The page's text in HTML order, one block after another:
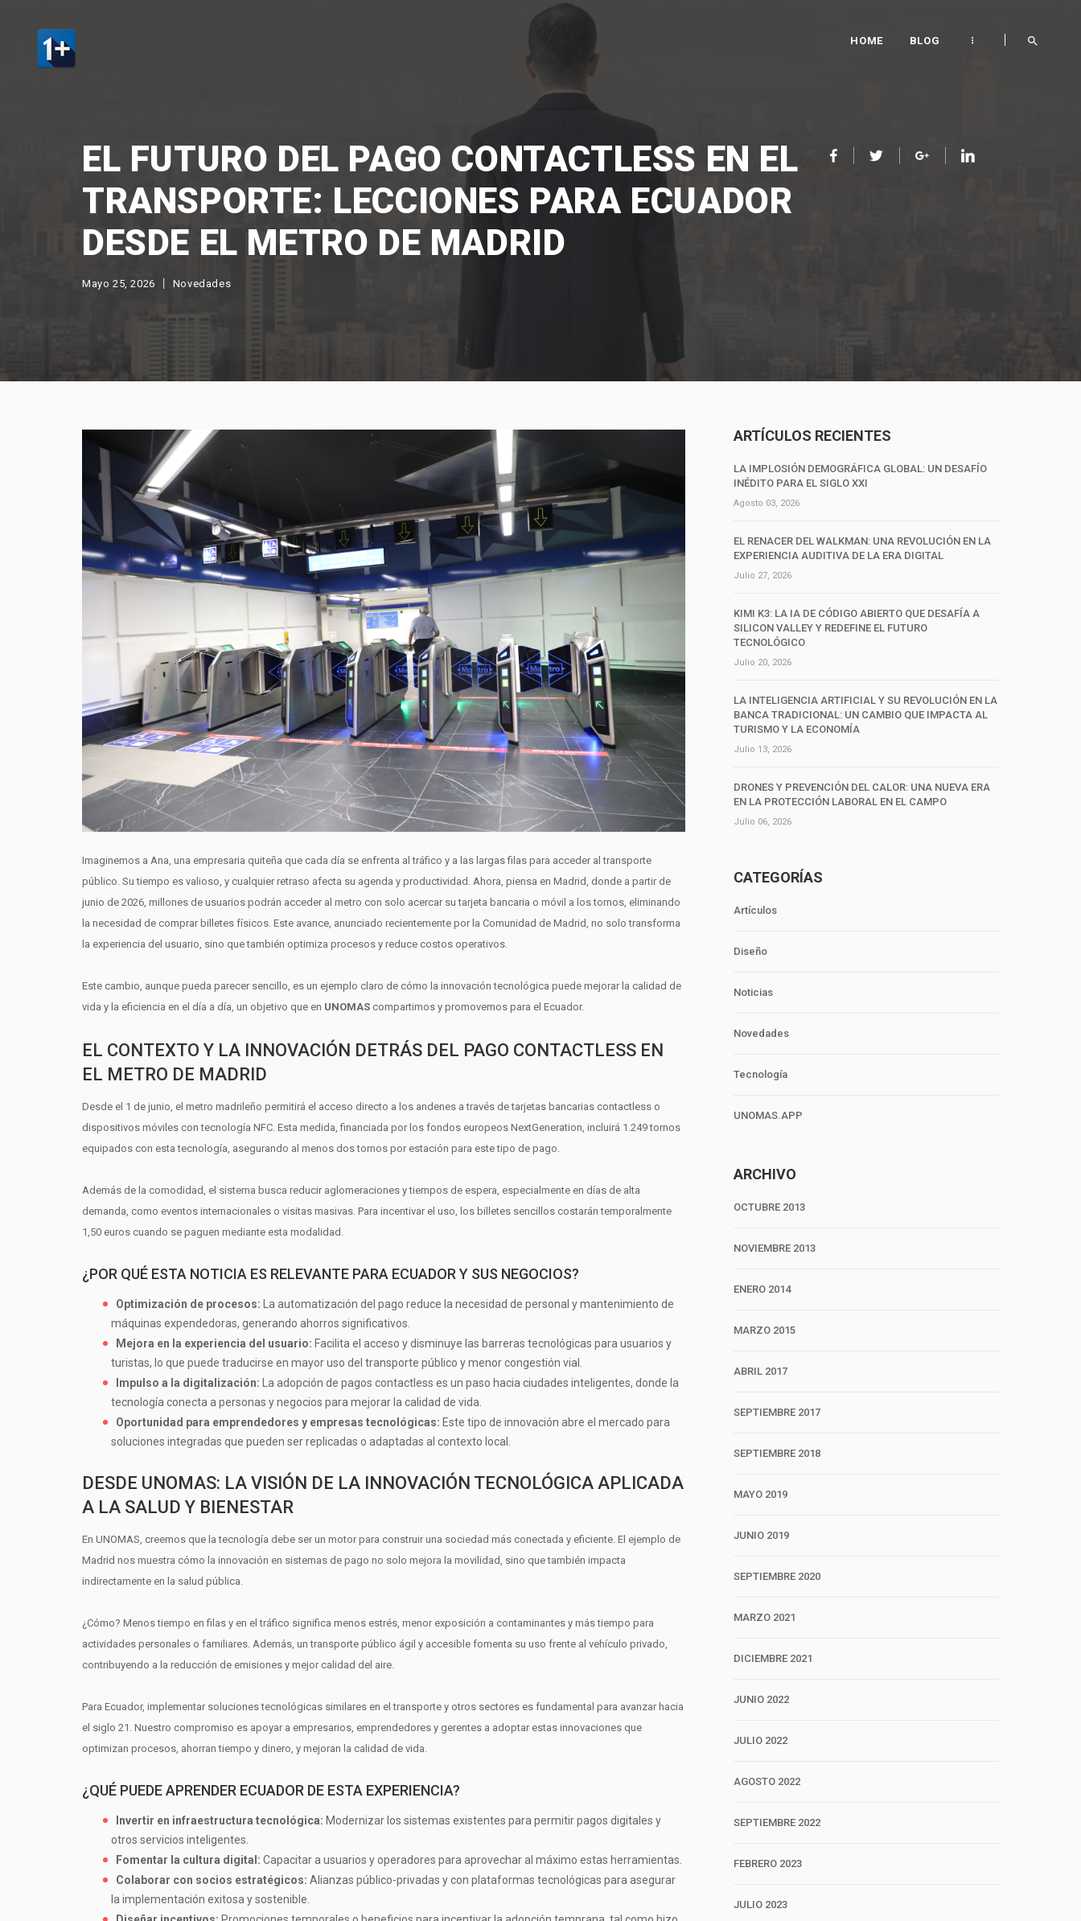
EL FUTURO DEL PAGO CONTACTLESS EN EL
TRANSPORTE: LECCIONES PARA ECUADOR
DESDE EL METRO DE MADRID
Mayo 25, 2026 Novedades
HOME BLOG
Imaginemos a Ana, una empresaria quiteña que cada día se enfrenta al tráfico y a las largas filas para acceder al transporte
público. Su tiempo es valioso, y cualquier retraso afecta su agenda y productividad. Ahora, piensa en Madrid, donde a partir de
junio de 2026, millones de usuarios podrán acceder al metro con solo acercar su tarjeta bancaria o móvil a los tornos, eliminando
la necesidad de comprar billetes físicos. Este avance, anunciado recientemente por la Comunidad de Madrid, no solo transforma
la experiencia del usuario, sino que también optimiza procesos y reduce costos operativos.
Este cambio, aunque pueda parecer sencillo, es un ejemplo claro de cómo la innovación tecnológica puede mejorar la calidad de
vida y la eficiencia en el día a día, un objetivo que en UNOMAS compartimos y promovemos para el Ecuador.
EL CONTEXTO Y LA INNOVACIÓN DETRÁS DEL PAGO CONTACTLESS EN
EL METRO DE MADRID
Desde el 1 de junio, el metro madrileño permitirá el acceso directo a los andenes a través de tarjetas bancarias contactless o
dispositivos móviles con tecnología NFC. Esta medida, financiada por los fondos europeos NextGeneration, incluirá 1.249 tornos
equipados con esta tecnología, asegurando al menos dos tornos por estación para este tipo de pago.
Además de la comodidad, el sistema busca reducir aglomeraciones y tiempos de espera, especialmente en días de alta
demanda, como eventos internacionales o visitas masivas. Para incentivar el uso, los billetes sencillos costarán temporalmente
1,50 euros cuando se paguen mediante esta modalidad.
¿POR QUÉ ESTA NOTICIA ES RELEVANTE PARA ECUADOR Y SUS NEGOCIOS?
Optimización de procesos: La automatización del pago reduce la necesidad de personal y mantenimiento de
máquinas expendedoras, generando ahorros significativos.
Mejora en la experiencia del usuario: Facilita el acceso y disminuye las barreras tecnológicas para usuarios y
turistas, lo que puede traducirse en mayor uso del transporte público y menor congestión vial.
Impulso a la digitalización: La adopción de pagos contactless es un paso hacia ciudades inteligentes, donde la
tecnología conecta a personas y negocios para mejorar la calidad de vida.
Oportunidad para emprendedores y empresas tecnológicas: Este tipo de innovación abre el mercado para
soluciones integradas que pueden ser replicadas o adaptadas al contexto local.
DESDE UNOMAS: LA VISIÓN DE LA INNOVACIÓN TECNOLÓGICA APLICADA
A LA SALUD Y BIENESTAR
En UNOMAS, creemos que la tecnología debe ser un motor para construir una sociedad más conectada y eficiente. El ejemplo de
Madrid nos muestra cómo la innovación en sistemas de pago no solo mejora la movilidad, sino que también impacta
indirectamente en la salud pública.
¿Cómo? Menos tiempo en filas y en el tráfico significa menos estrés, menor exposición a contaminantes y más tiempo para
actividades personales o familiares. Además, un transporte público ágil y accesible fomenta su uso frente al vehículo privado,
contribuyendo a la reducción de emisiones y mejor calidad del aire.
Para Ecuador, implementar soluciones tecnológicas similares en el transporte y otros sectores es fundamental para avanzar hacia
el siglo 21. Nuestro compromiso es apoyar a empresarios, emprendedores y gerentes a adoptar estas innovaciones que
optimizan procesos, ahorran tiempo y dinero, y mejoran la calidad de vida.
¿QUÉ PUEDE APRENDER ECUADOR DE ESTA EXPERIENCIA?
Invertir en infraestructura tecnológica: Modernizar los sistemas existentes para permitir pagos digitales y
otros servicios inteligentes.
Fomentar la cultura digital: Capacitar a usuarios y operadores para aprovechar al máximo estas herramientas.
Colaborar con socios estratégicos: Alianzas público-privadas y con plataformas tecnológicas para asegurar
la implementación exitosa y sostenible.
ARTÍCULOS RECIENTES
LA IMPLOSIÓN DEMOGRÁFICA GLOBAL: UN DESAFÍO
INÉDITO PARA EL SIGLO XXI
Agosto 03, 2026
EL RENACER DEL WALKMAN: UNA REVOLUCIÓN EN LA
EXPERIENCIA AUDITIVA DE LA ERA DIGITAL
Julio 27, 2026
KIMI K3: LA IA DE CÓDIGO ABIERTO QUE DESAFÍA A
SILICON VALLEY Y REDEFINE EL FUTURO
TECNOLÓGICO
Julio 20, 2026
LA INTELIGENCIA ARTIFICIAL Y SU REVOLUCIÓN EN LA
BANCA TRADICIONAL: UN CAMBIO QUE IMPACTA AL
TURISMO Y LA ECONOMÍA
Julio 13, 2026
DRONES Y PREVENCIÓN DEL CALOR: UNA NUEVA ERA
EN LA PROTECCIÓN LABORAL EN EL CAMPO
Julio 06, 2026
CATEGORÍAS
Artículos
Diseño
Noticias
Novedades
Tecnología
UNOMAS.APP
ARCHIVO
OCTUBRE 2013
NOVIEMBRE 2013
ENERO 2014
MARZO 2015
ABRIL 2017
SEPTIEMBRE 2017
SEPTIEMBRE 2018
MAYO 2019
JUNIO 2019
SEPTIEMBRE 2020
MARZO 2021
DICIEMBRE 2021
JUNIO 2022
JULIO 2022
AGOSTO 2022
SEPTIEMBRE 2022
FEBRERO 2023
JULIO 2023